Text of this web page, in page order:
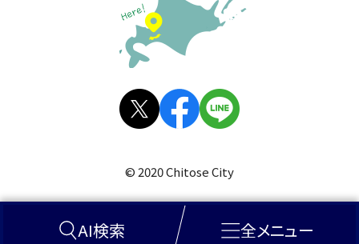
AI検索 全メニュー
公式SNS
© 2020 Chitose City